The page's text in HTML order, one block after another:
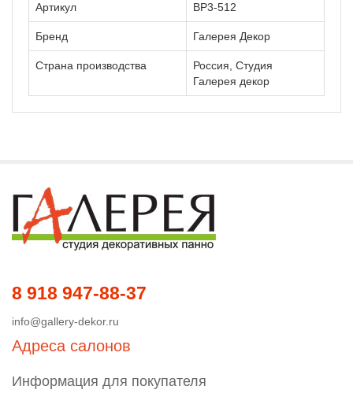
Артикул ВР3-512
Бренд Галерея Декор
Страна производства
Россия, Студия
Галерея декор
8 918 947-88-37
info@gallery-dekor.ru
Адреса салонов
Информация для покупателя